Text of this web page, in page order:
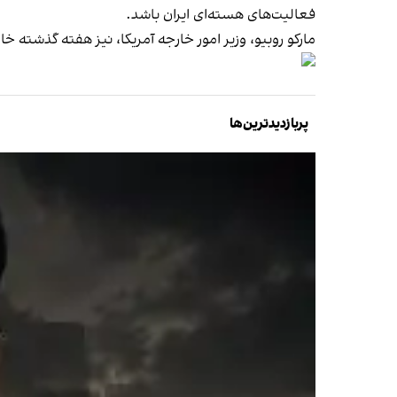
فعالیت‌های هسته‌ای ایران باشد.
مارکو روبیو، وزیر امور خارجه آمریکا، نیز هفته
پربازدیدترین‌ها